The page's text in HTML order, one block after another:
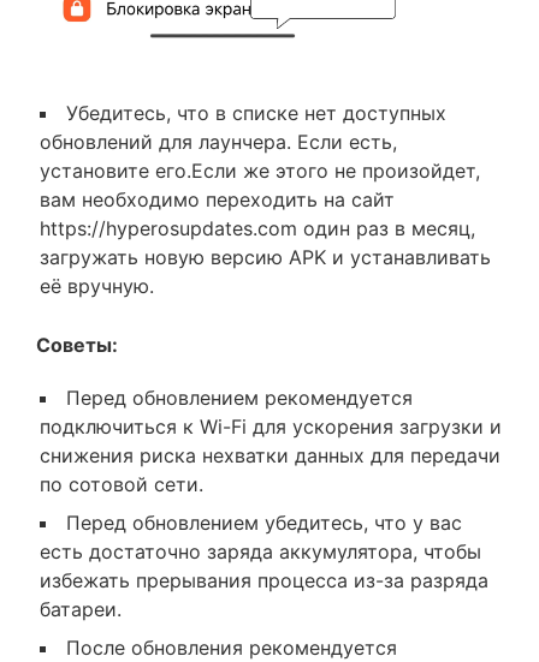
Убедитесь, что в списке нет доступных
обновлений для лаунчера. Если есть,
установите его.Если же этого не произойдет,
вам необходимо переходить на сайт
https://hyperosupdates.com один раз в месяц,
загружать новую версию APK и устанавливать
её вручную.
Советы:
Перед обновлением рекомендуется
подключиться к Wi-Fi для ускорения загрузки и
снижения риска нехватки данных для передачи
по сотовой сети.
Перед обновлением убедитесь, что у вас
есть достаточно заряда аккумулятора, чтобы
избежать прерывания процесса из-за разряда
батареи.
После обновления рекомендуется